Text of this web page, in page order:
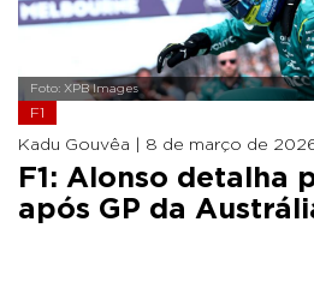
Foto: XPB Images
F1
Kadu Gouvêa | 8 de março de
F1: Alonso detalha
após GP da